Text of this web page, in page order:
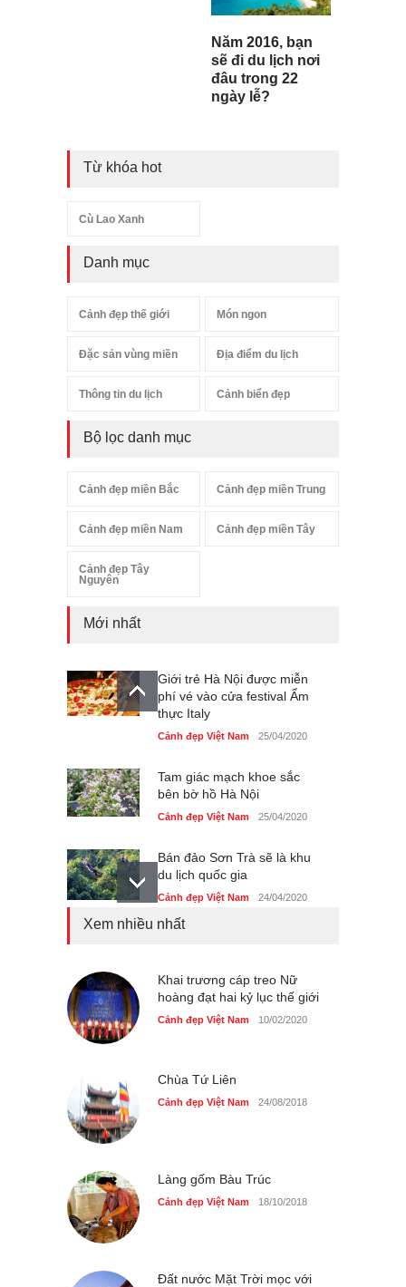
Năm 2016, bạn
sẽ đi du lịch nơi
đâu trong 22
ngày lễ?
Từ khóa hot
Cù Lao Xanh
Danh mục
Cảnh đẹp thế giới Món ngon
Đặc sản vùng miền Địa điểm du lịch
Thông tin du lịch Cảnh biển đẹp
Bộ lọc danh mục
Cảnh đẹp miền Bắc Cảnh đẹp miền Trung
Cảnh đẹp miền Nam Cảnh đẹp miền Tây
Cảnh đẹp Tây
Nguyên
Mới nhất
Giới trẻ Hà Nội được miễn
phí vé vào cửa festival Ẩm
thực Italy
Cảnh đẹp Việt Nam 25/04/2020
Tam giác mạch khoe sắc
bên bờ hồ Hà Nội
Cảnh đẹp Việt Nam 25/04/2020
Bán đảo Sơn Trà sẽ là khu
du lịch quốc gia
Cảnh đẹp Việt Nam 24/04/2020
Cảnh đẹp Việt Nam 25/04/2020
Nhiều hoạt động tôn vinh
Xem nhiều nhất
Khai trương cáp treo Nữ
hoàng đạt hai kỷ lục thế giới
Cảnh đẹp Việt Nam 10/02/2020
Chùa Tứ Liên
Cảnh đẹp Việt Nam 24/08/2018
Làng gốm Bàu Trúc
Cảnh đẹp Việt Nam 18/10/2018
Đất nước Mặt Trời mọc với